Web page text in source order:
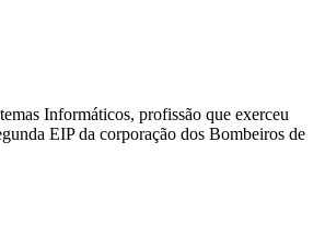
Informáticos, profissão que exerceu
EIP da corporação dos Bombeiros de